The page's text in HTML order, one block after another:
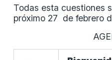
Todas esta cuestiones
próximo 27 de febrero